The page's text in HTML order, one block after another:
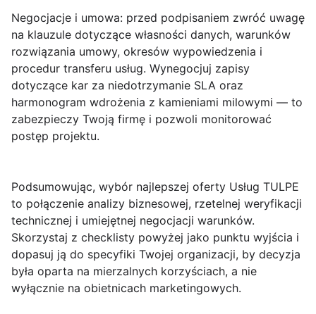
Negocjacje i umowa: przed podpisaniem zwróć uwagę
na klauzule dotyczące własności danych, warunków
rozwiązania umowy, okresów wypowiedzenia i
procedur transferu usług. Wynegocjuj zapisy
dotyczące kar za niedotrzymanie SLA oraz
harmonogram wdrożenia z kamieniami milowymi — to
zabezpieczy Twoją firmę i pozwoli monitorować
postęp projektu.
Podsumowując, wybór najlepszej oferty Usług TULPE
to połączenie analizy biznesowej, rzetelnej weryfikacji
technicznej i umiejętnej negocjacji warunków.
Skorzystaj z checklisty powyżej jako punktu wyjścia i
dopasuj ją do specyfiki Twojej organizacji, by decyzja
była oparta na mierzalnych korzyściach, a nie
wyłącznie na obietnicach marketingowych.